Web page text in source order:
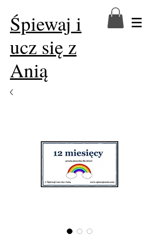
Śpiewaj i
ucz się z
Anią